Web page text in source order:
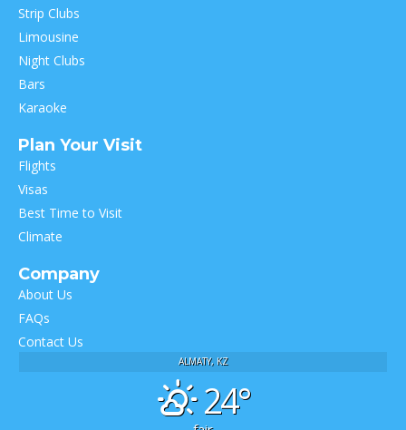
Strip Clubs
Limousine
Night Clubs
Bars
Karaoke
Plan Your Visit
Flights
Visas
Best Time to Visit
Climate
Company
About Us
FAQs
Contact Us
ALMATY, KZ
24°